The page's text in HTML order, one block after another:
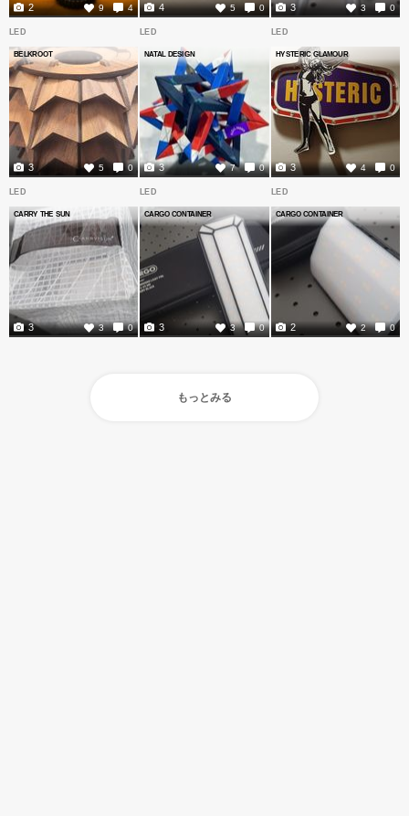
9 4
2 5 0
4 3 0
3
LED
BELKROOT
5 0
3
LED
NATAL DESIGN
7 0
3
LED
HYSTERIC GLAMOUR
4 0
3
LED
CARRY THE SUN
3 0
3
LED
CARGO CONTAINER
3 0
3
LED
CARGO CONTAINER
2 0
2
もっとみる